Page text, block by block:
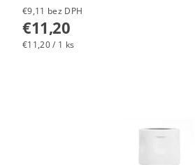
€9,11 bez DPH
€11,20
€11,20 / 1 ks